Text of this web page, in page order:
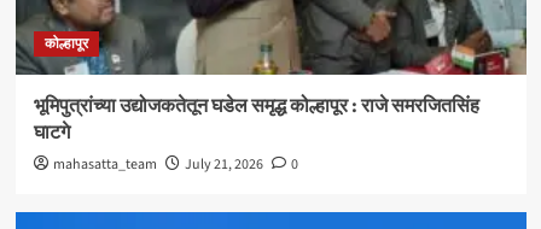
कोल्हापूर
भूमिपुत्रांच्या उद्योजकतेतून घडेल समृद्ध कोल्हापूर : राजे समरजितसिंह
घाटगे
mahasatta_team July 21, 2026 0